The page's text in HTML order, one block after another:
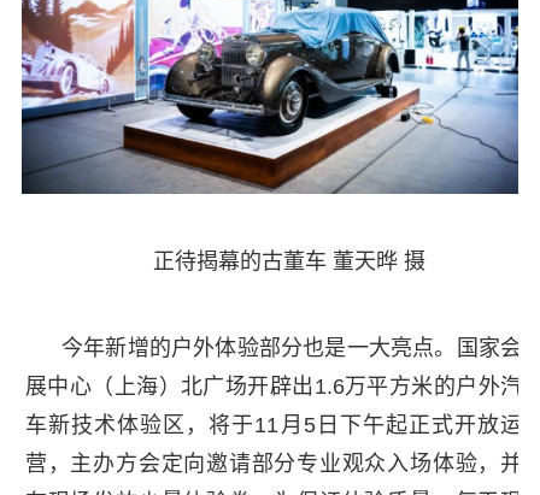
正待揭幕的古董车 董天晔 摄
今年新增的户外体验部分也是一大亮点。国家会
展中心（上海）北广场开辟出1.6万平方米的户外汽
车新技术体验区，将于11月5日下午起正式开放运
营，主办方会定向邀请部分专业观众入场体验，并